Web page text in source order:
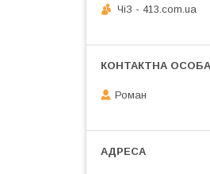
ЧiЗ - 413.com.ua
Роман